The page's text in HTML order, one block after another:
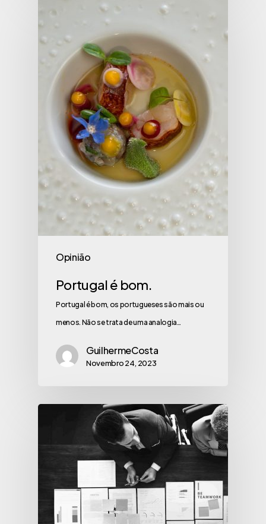
Opinião
Portugal é bom.
Portugal é bom, os portugueses são mais ou
menos. Não se trata de uma analogia…
GuilhermeCosta
Novembro 24, 2023